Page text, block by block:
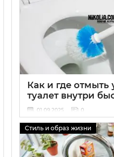
Как и где отмыть
туалет внутри
01 09 2025 0
Стиль и образ жизни